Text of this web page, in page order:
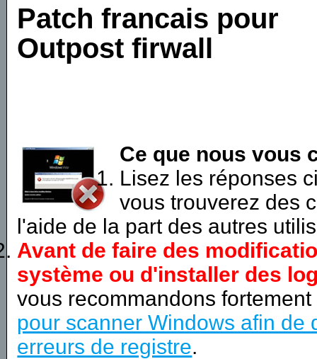
Patch francais pour
Outpost firwall
Ce que nous vous
Lisez les réponses
vous trouverez des
l'aide de la part des autres
Avant de faire des
système ou d'installer des
vous recommandons
pour scanner Windows afin de
erreurs de registre.